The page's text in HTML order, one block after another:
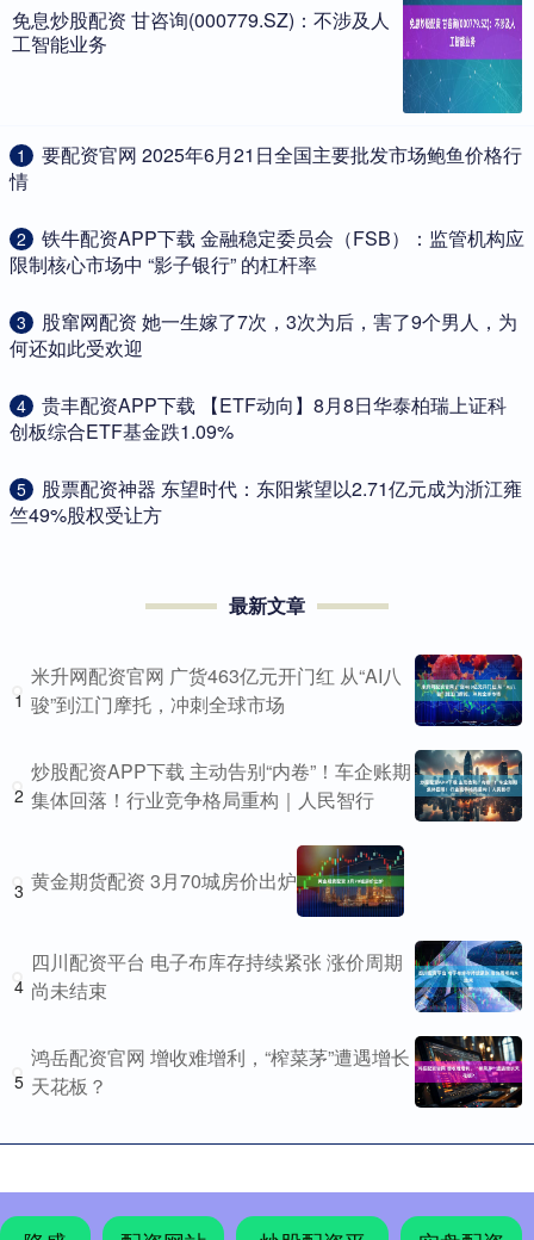
免息炒股配资 甘咨询(000779.SZ)：不涉及人
工智能业务
1
​要配资官网 2025年6月21日全国主要批发市场鲍鱼价格行
情
2
​铁牛配资APP下载 金融稳定委员会（FSB）：监管机构应
限制核心市场中 “影子银行” 的杠杆率
3
​股窜网配资 她一生嫁了7次，3次为后，害了9个男人，为
何还如此受欢迎
4
​贵丰配资APP下载 【ETF动向】8月8日华泰柏瑞上证科
创板综合ETF基金跌1.09%
5
​股票配资神器 东望时代：东阳紫望以2.71亿元成为浙江雍
竺49%股权受让方
最新文章
1
米升网配资官网 广货463亿元开门红 从“AI八
骏”到江门摩托，冲刺全球市场
2
炒股配资APP下载 主动告别“内卷”！车企账期
集体回落！行业竞争格局重构｜人民智行
3 黄金期货配资 3月70城房价出炉
4
四川配资平台 电子布库存持续紧张 涨价周期
尚未结束
5
鸿岳配资官网 增收难增利，“榨菜茅”遭遇增长
天花板？